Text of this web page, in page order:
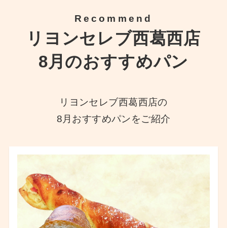
Recommend
リヨンセレブ西葛西店
8月のおすすめパン
リヨンセレブ西葛西店の
8月おすすめパンをご紹介